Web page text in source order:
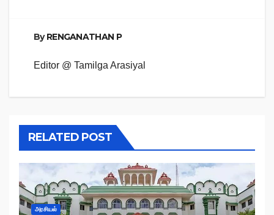
ByRENGANATHAN P
Editor @ Tamilga Arasiyal
RELATED POST
அரசியல்